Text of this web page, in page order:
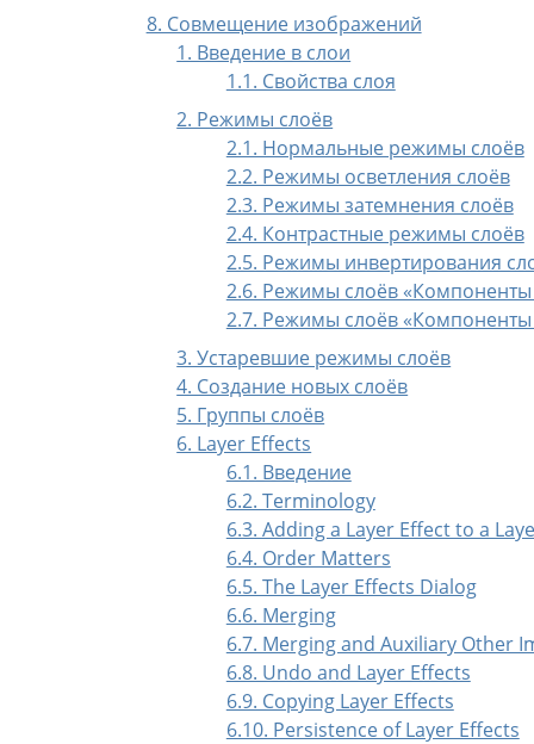
8. Совмещение изображений
1. Введение в слои
1.1. Свойства слоя
2. Режимы слоёв
2.1. Нормальные режимы слоёв
2.2. Режимы осветления слоёв
2.3. Режимы затемнения слоёв
2.4. Контрастные режимы слоёв
2.5. Режимы инвертирования
2.6. Режимы слоёв «Компоненты
2.7. Режимы слоёв «Компоненты
3. Устаревшие режимы слоёв
4. Создание новых слоёв
5. Группы слоёв
6. Layer Effects
6.1. Введение
6.2. Terminology
6.3. Adding a Layer Effect to a
6.4. Order Matters
6.5. The Layer Effects Dialog
6.6. Merging
6.7. Merging and Auxiliary Other
6.8. Undo and Layer Effects
6.9. Copying Layer Effects
6.10. Persistence of Layer Effects